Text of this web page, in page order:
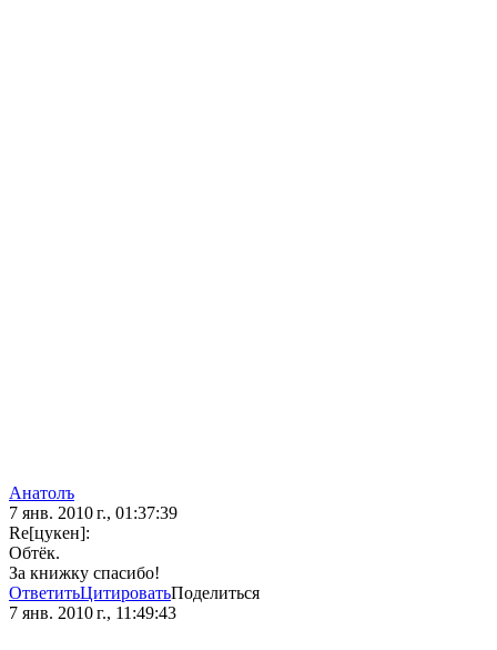
Анатолъ
7 янв. 2010 г., 01:37:39
Re[цукен]:
Обтёк.
За книжку спасибо!
ОтветитьЦитироватьПоделиться
7 янв. 2010 г., 11:49:43